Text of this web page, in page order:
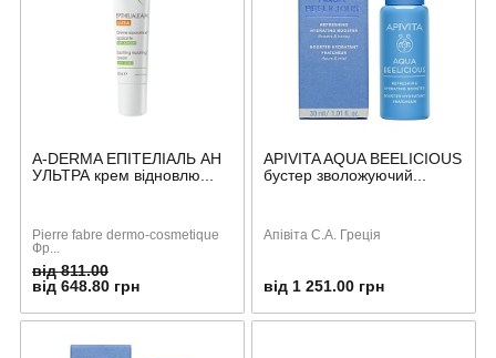
A-DERMA ЕПІТЕЛІАЛЬ АН
УЛЬТРА крем відновлю...
Pierre fabre dermo-cosmetique
Фр...
від 811.00
від 648.80 грн
APIVITA AQUA BEELICIOUS
бустер зволожуючий...
Апівіта С.А. Греція
від 1 251.00 грн